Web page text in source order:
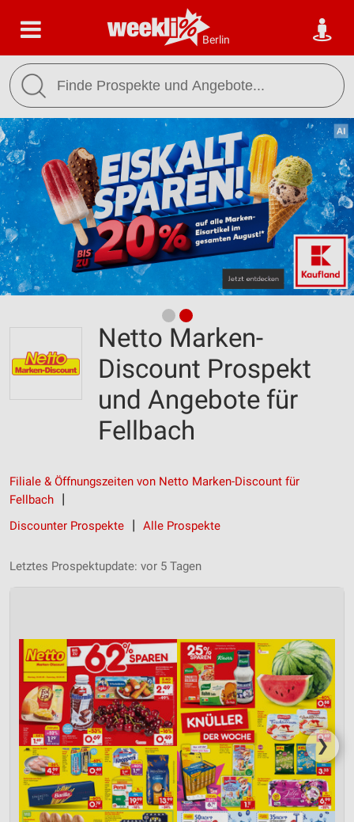
Berlin
Netto Marken-
Discount Prospekt
und Angebote für
Fellbach
Filiale & Öffnungszeiten von Netto Marken-Discount für
Fellbach
Discounter Prospekte
Alle Prospekte
Letztes Prospektupdate: vor 5 Tagen
❯